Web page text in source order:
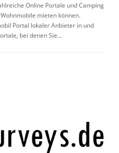
Online Portale und Camping
mieten können.
Portal lokaler Anbieter in und
bei denen Sie...